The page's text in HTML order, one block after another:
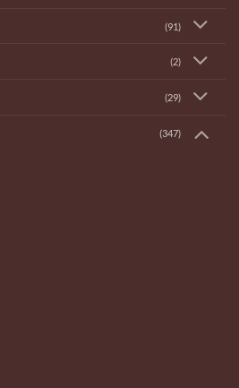
(91)
(2)
(29)
(347)